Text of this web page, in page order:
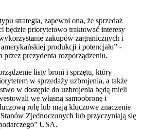
strategia, zapewni ona, że sprzedaż
będzie priorytetowo traktować interesy
zakupów zagranicznych i
produkcji i potencjału” -
przez prezydenta rozporządzeniu.
listy broni i sprzętu, który
w sprzedaży uzbrojenia, a także
w dostępie do uzbrojenia będą mieli
we własną samoobronę i
rolę lub mają kluczowe znaczenie
Zjednoczonych lub przyczyniają się
USA.